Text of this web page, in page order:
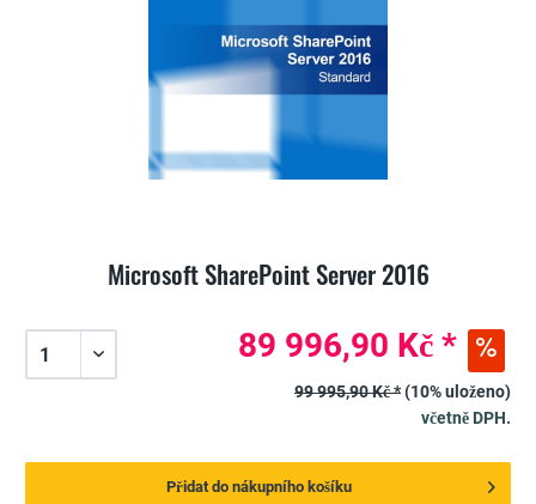
Microsoft SharePoint Server 2016
89 996,90 Kč *
99 995,90 Kč *(10% uloženo)
včetně DPH.
Přidat do nákupního košíku